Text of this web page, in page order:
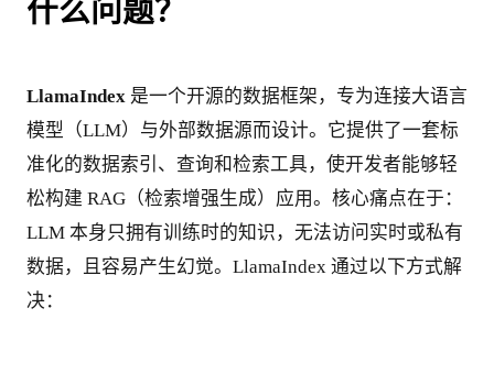
什么问题？
LlamaIndex 是一个开源的数据框架，专为连接大语言
模型（LLM）与外部数据源而设计。它提供了一套标
准化的数据索引、查询和检索工具，使开发者能够轻
松构建 RAG（检索增强生成）应用。核心痛点在于：
LLM 本身只拥有训练时的知识，无法访问实时或私有
数据，且容易产生幻觉。LlamaIndex 通过以下方式解
决：